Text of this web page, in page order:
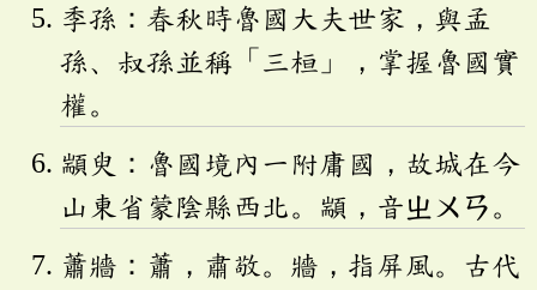
季孫：春秋時魯國大夫世家，與孟
孫、叔孫並稱「三桓」，掌握魯國實
權。
顓臾：魯國境內一附庸國，故城在今
山東省蒙陰縣西北。顓，音ㄓㄨㄢ。
蕭牆：蕭，肅敬。牆，指屏風。古代